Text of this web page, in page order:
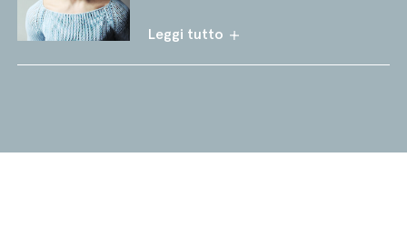
Leggi tutto